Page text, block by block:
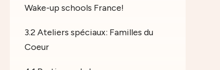
Wake-up schools France!
3.2 Ateliers spéciaux: Familles du
Coeur